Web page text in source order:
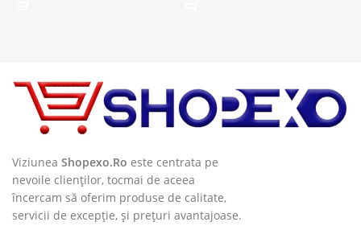
Viziunea Shopexo.Ro este centrata pe
nevoile clienților, tocmai de aceea
încercam să oferim produse de calitate,
servicii de excepție, și prețuri avantajoase.